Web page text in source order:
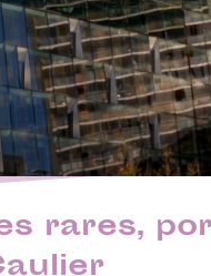
rares,